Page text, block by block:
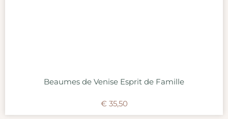
Beaumes de Venise Esprit de Famille
€ 35,50